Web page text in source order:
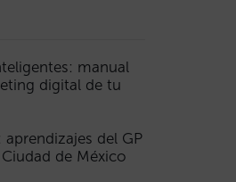
manual
digital de tu
del GP
de México